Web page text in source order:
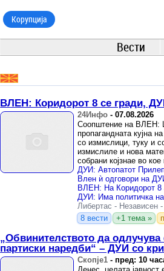
Корупција
Вести
ВЛЕН: Коридорот 8 се гради,
24Инфо - 07.08.2026
Соопштение на ВЛЕН:
пропагандната кујна
со измислици, туку и
измислиле и нова
собрани којзнае во
Либертас - Независен -
8 вести
+1 тема »
„Обвинителството да одлучува
партиски наредби“ – ДУИ со
Скопје1 - пред: 10